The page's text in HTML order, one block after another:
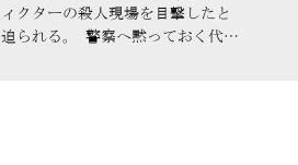
ィクターの殺人現場を目撃したと
迫られる。 警察へ黙っておく代わ